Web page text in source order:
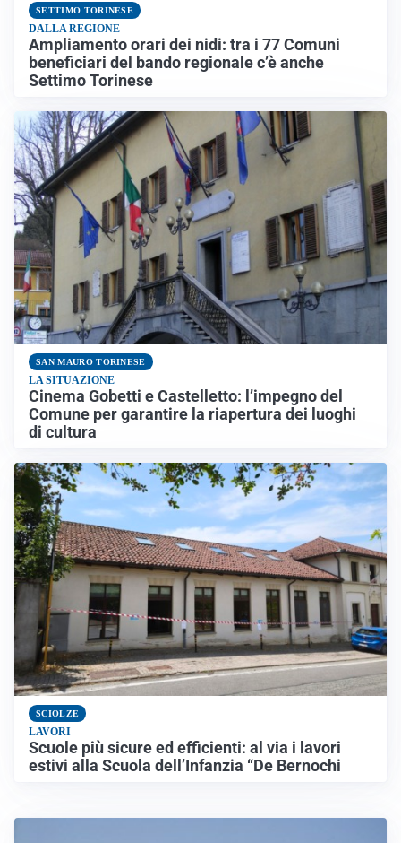
SETTIMO TORINESE
DALLA REGIONE
Ampliamento orari dei nidi: tra i 77 Comuni
beneficiari del bando regionale c’è anche
Settimo Torinese
SAN MAURO TORINESE
LA SITUAZIONE
Cinema Gobetti e Castelletto: l’impegno del
Comune per garantire la riapertura dei luoghi
di cultura
SCIOLZE
LAVORI
Scuole più sicure ed efficienti: al via i lavori
estivi alla Scuola dell’Infanzia “De Bernochi